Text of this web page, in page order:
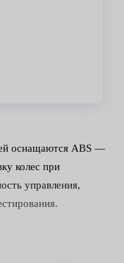
оснащаются ABS —
колес при
управления,